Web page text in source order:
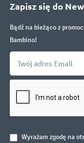
Zapisz się do
Bądź na bieżąco z
Bambino!
Wyrażam zgodę na